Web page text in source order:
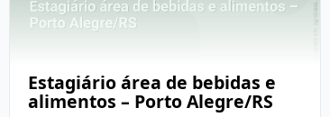
Estagiário área de bebidas e
alimentos – Porto Alegre/RS